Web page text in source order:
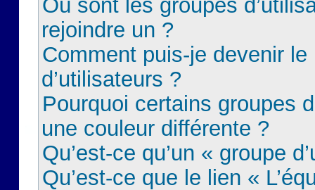
Où sont les groupes
rejoindre un ?
Comment puis-je devenir le
d’utilisateurs ?
Pourquoi certains groupes
une couleur différente ?
Qu’est-ce qu’un « groupe
Qu’est-ce que le lien «